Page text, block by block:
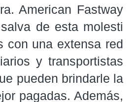
American Fastway
de esta molesti
con una extensa red
y transportistas
pueden brindarle la
pagadas. Además,